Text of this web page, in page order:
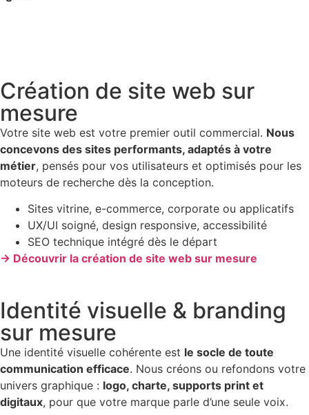
Création de site web sur
mesure
Votre site web est votre premier outil commercial. Nous
concevons des sites performants, adaptés à votre
métier, pensés pour vos utilisateurs et optimisés pour les
moteurs de recherche dès la conception.
Sites vitrine, e-commerce, corporate ou applicatifs
UX/UI soigné, design responsive, accessibilité
SEO technique intégré dès le départ
→ Découvrir la création de site web sur mesure
Identité visuelle & branding
sur mesure
Une identité visuelle cohérente est le socle de toute
communication efficace. Nous créons ou refondons votre
univers graphique : logo, charte, supports print et
digitaux, pour que votre marque parle d’une seule voix.